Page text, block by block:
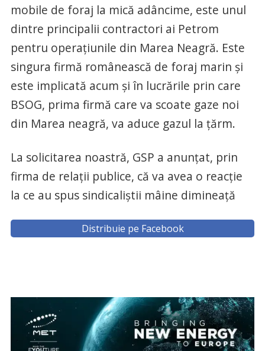
mobile de foraj la mică adâncime, este unul
dintre principalii contractori ai Petrom
pentru operațiunile din Marea Neagră. Este
singura firmă românească de foraj marin și
este implicată acum și în lucrările prin care
BSOG, prima firmă care va scoate gaze noi
din Marea neagră, va aduce gazul la țărm.
La solicitarea noastră, GSP a anunțat, prin
firma de relații publice, că va avea o reacție
la ce au spus sindicaliștii mâine dimineață
Distribuie pe Facebook